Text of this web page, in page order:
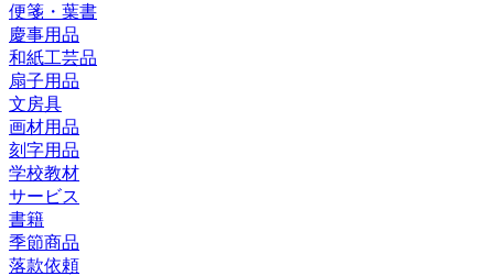
便箋・葉書
慶事用品
和紙工芸品
扇子用品
文房具
画材用品
刻字用品
学校教材
サービス
書籍
季節商品
落款依頼